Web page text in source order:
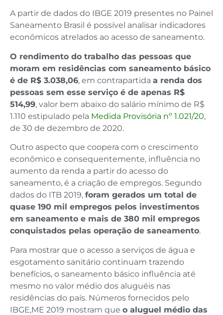
A partir de dados do IBGE 2019 presentes no Painel
Saneamento Brasil é possível analisar indicadores
econômicos atrelados ao acesso de saneamento.
O rendimento do trabalho das pessoas que
moram em residências com saneamento básico
é de R$ 3.038,06, em contrapartida a renda dos
pessoas sem esse serviço é de apenas R$
514,99, valor bem abaixo do salário mínimo de R$
1.110 estipulado pela Medida Provisória nº 1.021/20,
de 30 de dezembro de 2020.
Outro aspecto que coopera com o crescimento
econômico e consequentemente, influência no
aumento da renda a partir do acesso do
saneamento, é a criação de empregos. Segundo
dados do ITB 2019, foram gerados um total de
quase 190 mil empregos pelos investimentos
em saneamento e mais de 380 mil empregos
conquistados pelas operação de saneamento.
Para mostrar que o acesso a serviços de água e
esgotamento sanitário continuam trazendo
benefícios, o saneamento básico influência até
mesmo no valor médio dos aluguéis nas
residências do país. Números fornecidos pelo
IBGE,ME 2019 mostram que o aluguel médio das